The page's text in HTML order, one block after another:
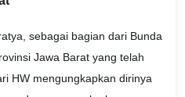
sebagai bagian dari Bunda
Jawa Barat yang telah
HW mengungkapkan dirinya